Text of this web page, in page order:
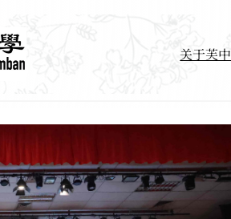
关于芙中